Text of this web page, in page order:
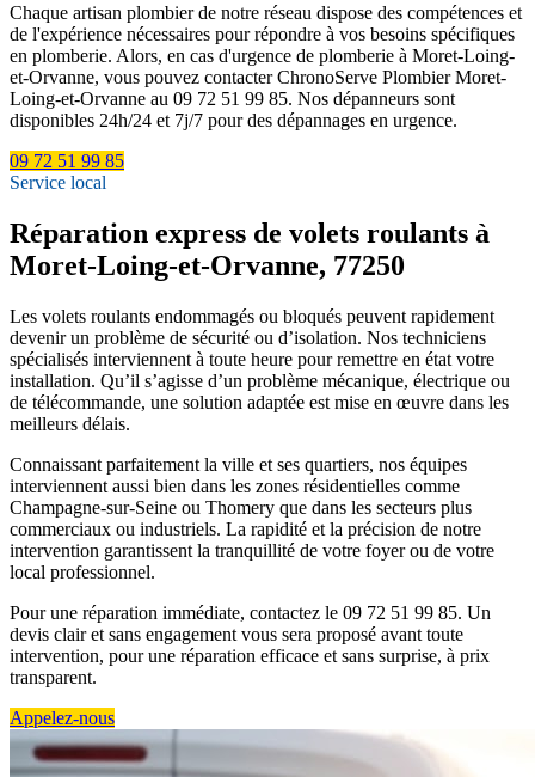
Chaque artisan plombier de notre réseau dispose des compétences et
de l'expérience nécessaires pour répondre à vos besoins spécifiques
en plomberie. Alors, en cas d'urgence de plomberie à Moret-Loing-
et-Orvanne, vous pouvez contacter ChronoServe Plombier Moret-
Loing-et-Orvanne au 09 72 51 99 85. Nos dépanneurs sont
disponibles 24h/24 et 7j/7 pour des dépannages en urgence.
09 72 51 99 85
Service local
Réparation express de volets roulants à
Moret-Loing-et-Orvanne, 77250
Les volets roulants endommagés ou bloqués peuvent rapidement
devenir un problème de sécurité ou d’isolation. Nos techniciens
spécialisés interviennent à toute heure pour remettre en état votre
installation. Qu’il s’agisse d’un problème mécanique, électrique ou
de télécommande, une solution adaptée est mise en œuvre dans les
meilleurs délais.
Connaissant parfaitement la ville et ses quartiers, nos équipes
interviennent aussi bien dans les zones résidentielles comme
Champagne-sur-Seine ou Thomery que dans les secteurs plus
commerciaux ou industriels. La rapidité et la précision de notre
intervention garantissent la tranquillité de votre foyer ou de votre
local professionnel.
Pour une réparation immédiate, contactez le 09 72 51 99 85. Un
devis clair et sans engagement vous sera proposé avant toute
intervention, pour une réparation efficace et sans surprise, à prix
transparent.
Appelez-nous